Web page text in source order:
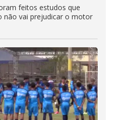
feitos estudos que
não vai prejudicar o motor